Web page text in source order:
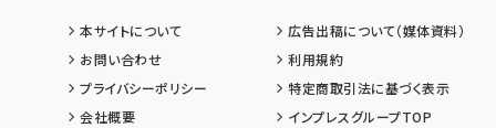
本サイトについて
広告出稿について（媒体資料）
お問い合わせ
利用規約
プライバシーポリシー
特定商取引法に基づく表示
会社概要
インプレスグループTOP